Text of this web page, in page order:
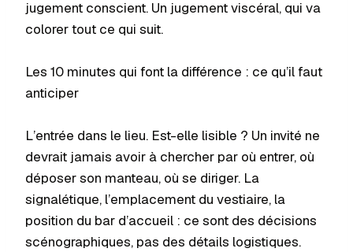
jugement conscient. Un jugement viscéral, qui va
colorer tout ce qui suit.
Les 10 minutes qui font la différence : ce qu’il faut
anticiper
L’entrée dans le lieu. Est-elle lisible ? Un invité ne
devrait jamais avoir à chercher par où entrer, où
déposer son manteau, où se diriger. La
signalétique, l’emplacement du vestiaire, la
position du bar d’accueil : ce sont des décisions
scénographiques, pas des détails logistiques.